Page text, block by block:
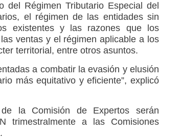
Régimen Tributario Especial del
el régimen de las entidades sin
existentes y las razones que los
ventas y el régimen aplicable a los
territorial, entre otros asuntos.
a combatir la evasión y elusión
más equitativo y eficiente”, explicó
la Comisión de Expertos serán
trimestralmente a las Comisiones